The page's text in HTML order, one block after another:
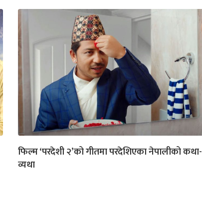
फिल्म ‘परदेशी २’को गीतमा परदेशिएका नेपालीको कथा-
व्यथा